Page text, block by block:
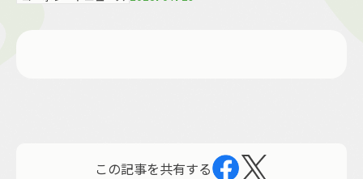
この記事を共有する